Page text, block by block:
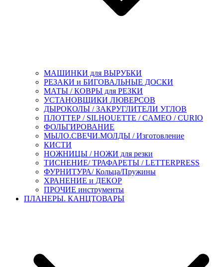
МАШИНКИ для ВЫРУБКИ
РЕЗАКИ и БИГОВАЛЬНЫЕ ДОСКИ
МАТЫ / КОВРЫ для РЕЗКИ
УСТАНОВЩИКИ ЛЮВЕРСОВ
ДЫРОКОЛЫ / ЗАКРУГЛИТЕЛИ УГЛОВ
ПЛОТТЕР / SILHOUETTE / CAMEO / CURIO
ФОЛЬГИРОВАНИЕ
МЫЛО.СВЕЧИ.МОЛДЫ / Изготовление
КИСТИ
НОЖНИЦЫ / НОЖИ для резки
ТИСНЕНИЕ/ ТРАФАРЕТЫ / LETTERPRESS
ФУРНИТУРА/ Кольца/Пружины
ХРАНЕНИЕ и ДЕКОР
ПРОЧИЕ инструменты
ПЛАНЕРЫ. КАНЦТОВАРЫ